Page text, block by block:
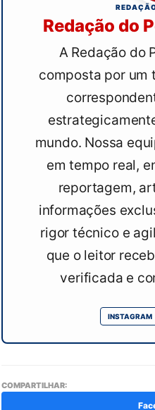
Redação do
A Redação do
composta por um
mundo. Nossa
em tempo real,
reportagem,
informações
rigor técnico e
que o leitor
verificada e
INSTAGRAM
COMPARTILHAR: